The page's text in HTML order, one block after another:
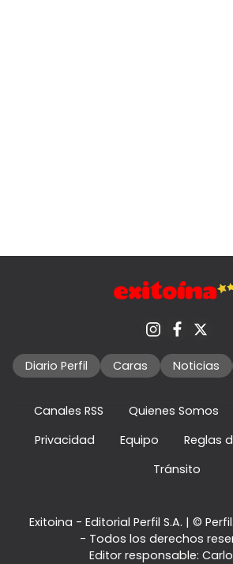
Diario Perfil Caras Noticias
Canales RSS Quienes Somos
Privacidad
Equipo
Reglas
Tránsito
Exitoina - Editorial Perfil S.A. | ©
- Todos los derechos
Editor responsable: